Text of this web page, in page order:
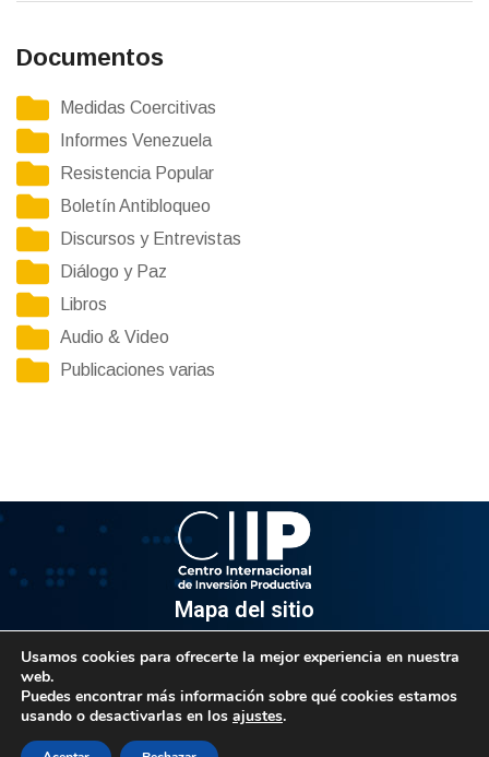
Documentos
Medidas Coercitivas
Informes Venezuela
Resistencia Popular
Boletín Antibloqueo
Discursos y Entrevistas
Diálogo y Paz
Libros
Audio & Video
Publicaciones varias
Mapa del sitio
Av. Venezuela, Edif. Epsilon Piso 3, Oficina 3-2, Sector el
Rosal, Chacao.
Caracas, Código Postal 1064
Usamos cookies para ofrecerte la mejor experiencia en nuestra
web.
Puedes encontrar más información sobre qué cookies estamos
usando o desactivarlas en los ajustes.